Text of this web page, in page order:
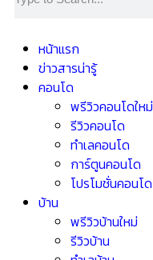
หน้าแรก
ข่าวสารน่ารู้
คอนโด
พรีวิวคอนโดใหม่
รีวิวคอนโด
ทำเลคอนโด
การ์ตูนคอนโด
โปรโมชั่นคอนโด
บ้าน
พรีวิวบ้านใหม่
รีวิวบ้าน